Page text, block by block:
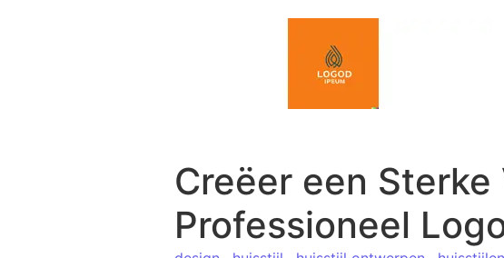
Creëer een
Professioneel